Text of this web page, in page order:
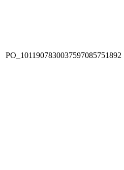
PO_1011907830037597085751892